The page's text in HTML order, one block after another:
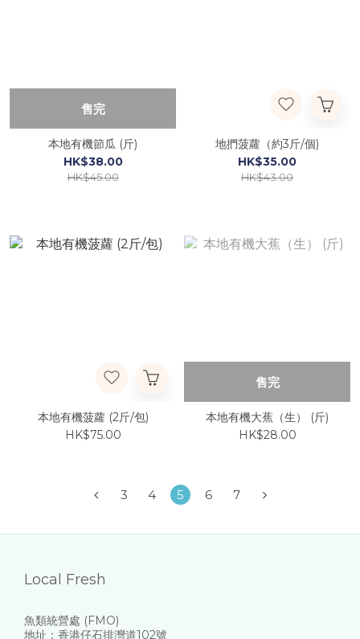
售完
本地有機節瓜 (斤)
HK$38.00
HK$45.00
地捫菠蘿（約3斤/個)
HK$35.00
HK$43.00
本地有機菠蘿 (2斤/包)
HK$75.00
售完
本地有機大蕉（生） (斤)
HK$28.00
3 4 5 6 7
Local Fresh
魚類統營處 (FMO)
地址：香港仔石排灣道102號